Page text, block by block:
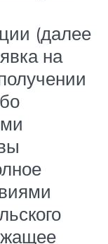
(далее
на